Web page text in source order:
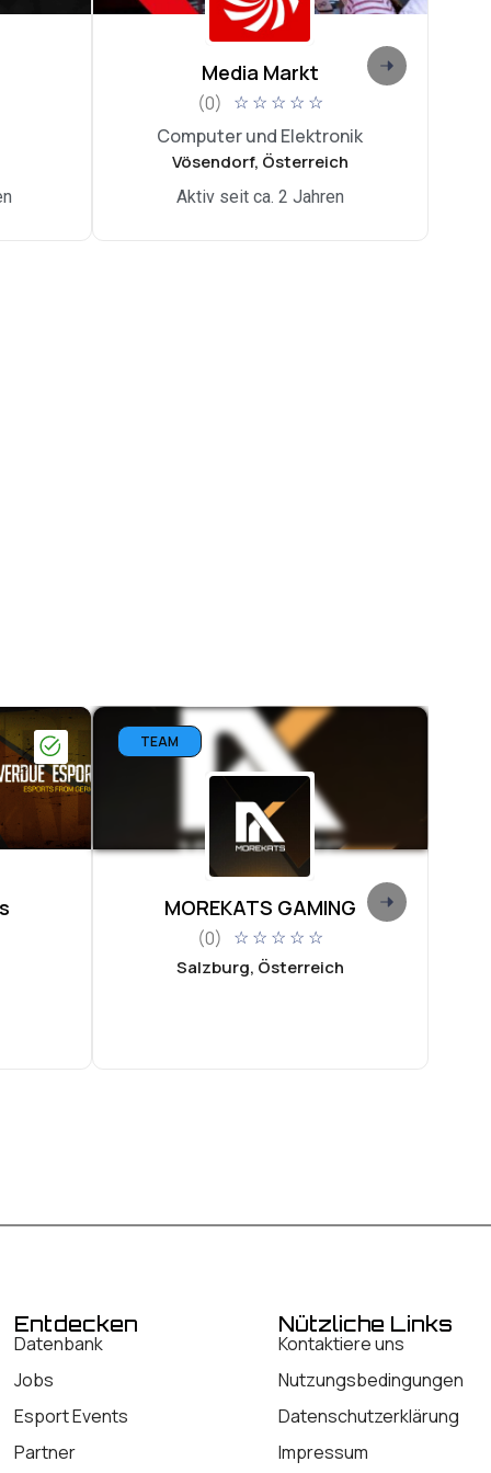
Media Markt
(0) ☆ ☆ ☆ ☆ ☆
Computer und Elektronik
Vösendorf, Österreich
Aktiv seit ca. 2 Jahren
TEAM
MOREKATS GAMING
(0) ☆ ☆ ☆ ☆ ☆
Salzburg, Österreich
Entdecken
Datenbank
Jobs
Esport Events
Partner
Nützliche Links
Kontaktiere uns
Nutzungsbedingungen
Datenschutzerklärung
Impressum